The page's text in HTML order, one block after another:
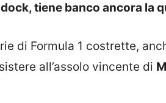
tiene banco ancora la
di Formula 1 costrette,
all’assolo vincente di